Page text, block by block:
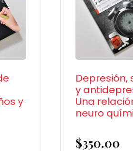
y
Depresión,
y
Una
neuro
$350.00